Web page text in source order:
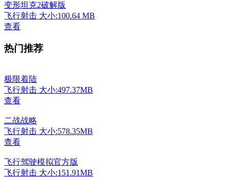
变形坦克2破解版
飞行射击 大小:100.64 MB
查看
热门推荐
极限着陆
飞行射击 大小:497.37MB
查看
二战战略
飞行射击 大小:578.35MB
查看
飞行驾驶模拟官方版
飞行射击 大小:151.91MB